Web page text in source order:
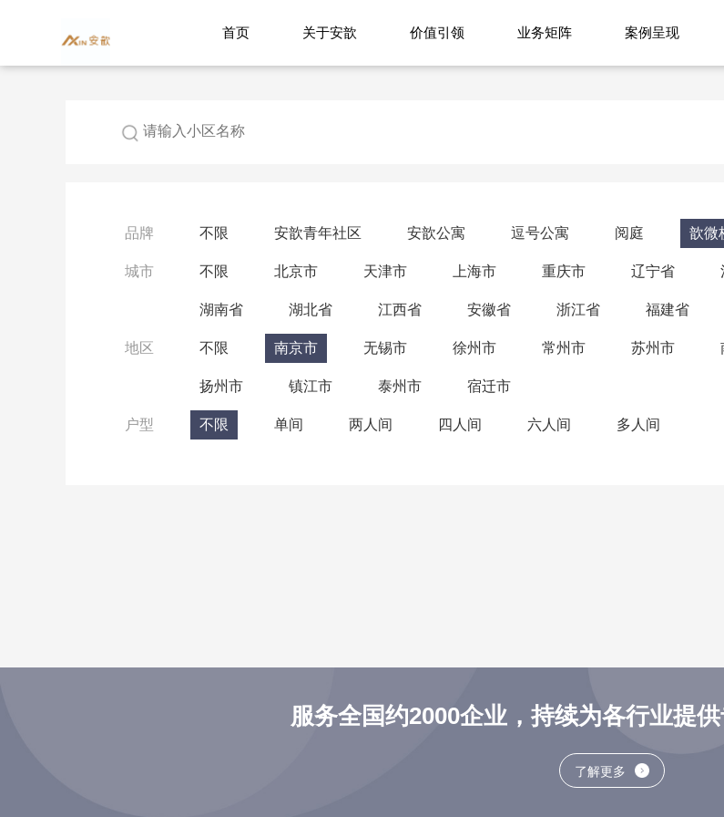
首页 关于安歆 价值引领 业务矩阵 案例呈现
品牌 不限 安歆青年社区 安歆公寓 逗号公寓 阅庭 歆微
城市 不限 北京市 天津市 上海市 重庆市 辽宁省
湖南省 湖北省 江西省 安徽省 浙江省 福建省
地区 不限 南京市 无锡市 徐州市 常州市 苏州市
扬州市 镇江市 泰州市 宿迁市
户型 不限 单间 两人间 四人间 六人间 多人间
服务全国约2000企业，持续为各行业提
了解更多